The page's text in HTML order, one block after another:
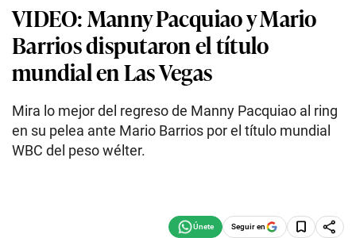
VIDEO: Manny Pacquiao y Mario
Barrios disputaron el título
mundial en Las Vegas
Mira lo mejor del regreso de Manny Pacquiao al ring
en su pelea ante Mario Barrios por el título mundial
WBC del peso wélter.
Seguir en